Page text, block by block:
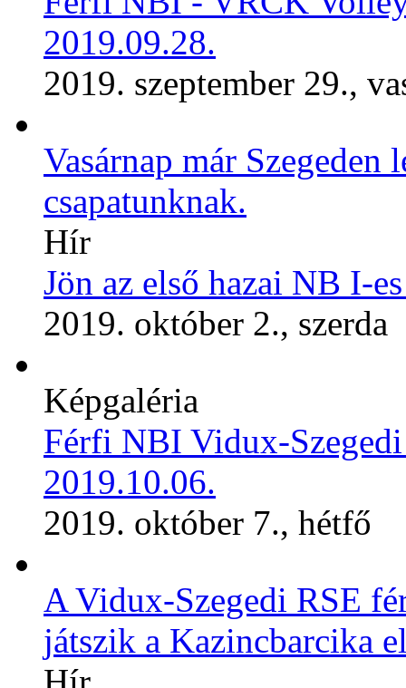
2019.09.28.
2019. szeptember 29.,
Vasárnap már
csapatunknak.
Hír
Jön az első hazai NB I-
2019. október 2., szerda
Képgaléria
Férfi NBI Vidux-
2019.10.06.
2019. október 7., hétfő
A Vidux-Szegedi RSE
játszik a Kazincbarcika